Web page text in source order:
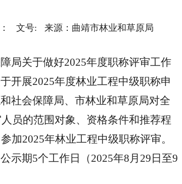
： 文号: 来源：曲靖市林业和草原局
局关于做好2025年度职称评审工作
开展2025年度林业工程中级职称申
社会保障局、市林业和草原局对全
员的范围对象、资格条件和推荐程
加2025年林业工程中级职称评审。
示期5个工作日（2025年8月29日至9